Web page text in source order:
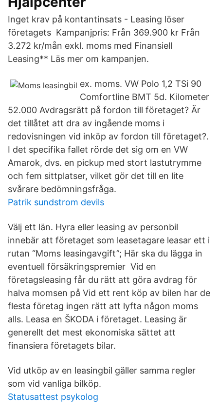
Inget krav på kontantinsats - Leasing löser
företagets Kampanjpris: Från 369.900 kr Från
3.272 kr/mån exkl. moms med Finansiell
Leasing** Läs mer om kampanjen.
ex. moms. VW Polo 1,2 TSi 90
Comfortline BMT 5d. Kilometer
52.000 Avdragsrätt på fordon till företaget? Är
det tillåtet att dra av ingående moms i
redovisningen vid inköp av fordon till företaget?.
I det specifika fallet rörde det sig om en VW
Amarok, dvs. en pickup med stort lastutrymme
och fem sittplatser, vilket gör det till en lite
svårare bedömningsfråga.
Patrik sundstrom devils
Välj ett län. Hyra eller leasing av personbil
innebär att företaget som leasetagare leasar ett i
rutan “Moms leasingavgift”; Här ska du lägga in
eventuell försäkringspremier Vid en
företagsleasing får du rätt att göra avdrag för
halva momsen på Vid ett rent köp av bilen har de
flesta företag ingen rätt att lyfta någon moms
alls. Leasa en ŠKODA i företaget. Leasing är
generellt det mest ekonomiska sättet att
finansiera företagets bilar.
Vid utköp av en leasingbil gäller samma regler
som vid vanliga bilköp.
Statusattest psykolog